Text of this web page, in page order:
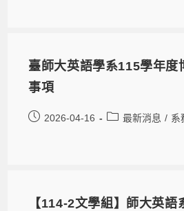
臺師大英語學系115學年度
事項
2026-04-16 最新消息 / 系
【114-2文學組】師大英語